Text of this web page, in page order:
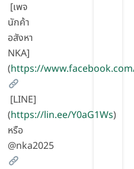
[เพจ
นักค้า
อสังหา
NKA]
(https://
[LINE]
(https://lin.ee/Y0aG1Ws)
หรือ
@nka2025